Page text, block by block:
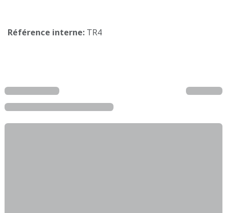
Référence interne: TR4